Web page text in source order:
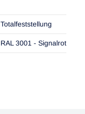
Totalfeststellung
RAL 3001 - Signalrot